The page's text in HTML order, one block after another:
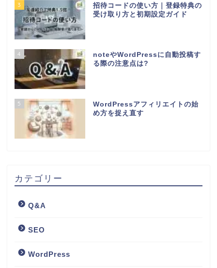
3
招待コードの使い方｜登録特典の
受け取り方と初期設定ガイド
4
noteやWordPressに自動投稿す
る際の注意点は?
5
WordPressアフィリエイトの始
め方を捉え直す
カテゴリー
Q&A
SEO
WordPress